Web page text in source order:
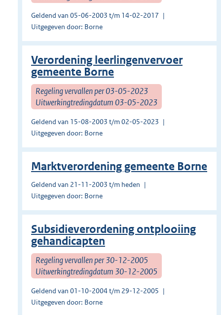
Geldend van 05-06-2003 t/m 14-02-2017
Uitgegeven door: Borne
Verordening leerlingenvervoer
gemeente Borne
Regeling vervallen per 03-05-2023
Uitwerkingtredingdatum 03-05-2023
Geldend van 15-08-2003 t/m 02-05-2023
Uitgegeven door: Borne
Marktverordening gemeente Borne
Geldend van 21-11-2003 t/m heden
Uitgegeven door: Borne
Subsidieverordening ontplooiing
gehandicapten
Regeling vervallen per 30-12-2005
Uitwerkingtredingdatum 30-12-2005
Geldend van 01-10-2004 t/m 29-12-2005
Uitgegeven door: Borne